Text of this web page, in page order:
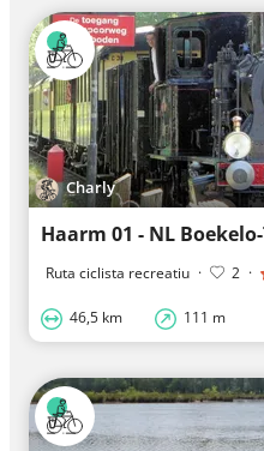
Charly
Haarm 01 - NL
Ruta ciclista recreatiu · 2 ·
46,5 km 111 m